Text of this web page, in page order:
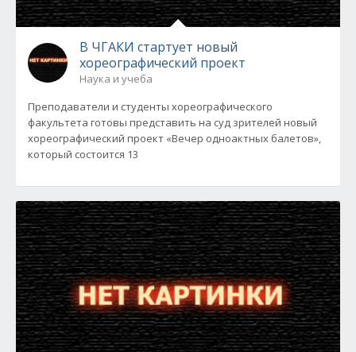
В ЧГАКИ стартует новый
хореографический проект
Наука и учеба
Преподаватели и студенты хореографического
факультета готовы представить на суд зрителей новый
хореографический проект «Вечер одноактных балетов»,
который состоится 13